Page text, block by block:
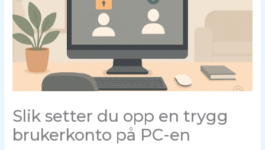
Slik setter du opp en trygg
brukerkonto på PC-en